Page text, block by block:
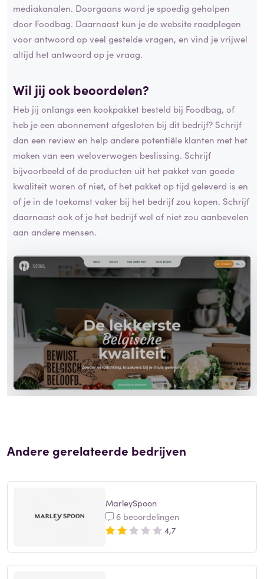
mediakanalen. Doorgaans word je spoedig geholpen
door Foodbag. Daarnaast kun je de website raadplegen
voor antwoord op veel gestelde vragen, en vind je vrijwel
altijd het antwoord op je vraag.
Wil jij ook beoordelen?
Heb jij onlangs een kookpakket besteld bij Foodbag, of
heb je een abonnement afgesloten bij dit bedrijf? Schrijf
dan een review en help andere potentiële klanten met het
maken van een weloverwogen beslissing. Schrijf
bijvoorbeeld of de producten uit het pakket van goede
kwaliteit waren of niet, of het pakket op tijd geleverd is en
of je in de toekomst vaker bij het bedrijf zou kopen. Schrijf
daarnaast ook of je het bedrijf wel of niet zou aanbevelen
aan andere mensen.
Andere gerelateerde bedrijven
MarleySpoon
6 beoordelingen
4,7